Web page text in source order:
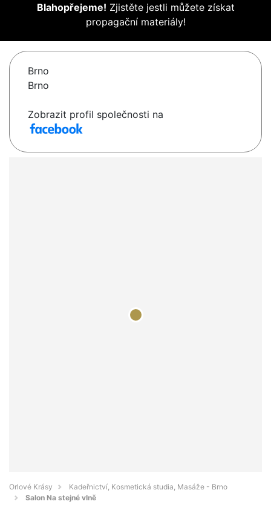
Blahopřejeme! Zjistěte jestli můžete získat
propagační materiály!
Brno
Brno
Zobrazit profil společnosti na
Orlové Krásy
Kadeřnictví, Kosmetická studia, Masáže - Brno
Salon Na stejné vlně